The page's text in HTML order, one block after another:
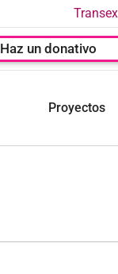
Proyectos
Haz un donativo